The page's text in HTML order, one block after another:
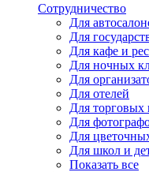
Сотрудничество
Для
Для
Для кафе и
Для ночных
Для
Для отелей
Для торговых
Для
Для
Для школ и
Показать все